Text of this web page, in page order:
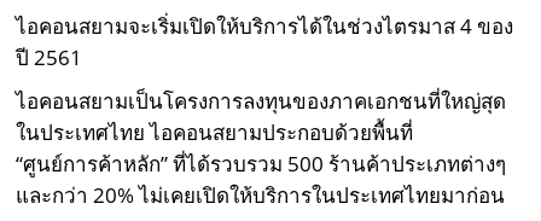
ไอคอนสยามจะเริ่มเปิดให้บริการได้ในช่วงไตรมาส 4 ของ
ปี 2561
ไอคอนสยามเป็นโครงการลงทุนของภาคเอกชนที่ใหญ่สุด
ในประเทศไทย ไอคอนสยามประกอบด้วยพื้นที่
“ศูนย์การค้าหลัก” ที่ได้รวบรวม 500 ร้านค้าประเภทต่างๆ
และกว่า 20% ไม่เคยเปิดให้บริการในประเทศไทยมาก่อน